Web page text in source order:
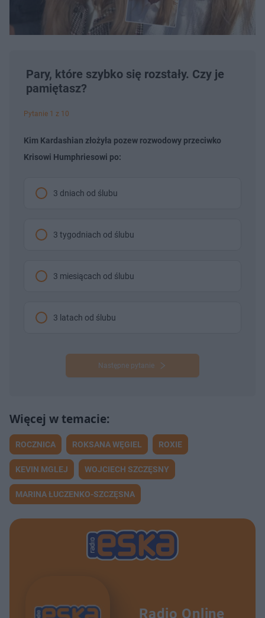
Pary, które szybko się rozstały. Czy je
pamiętasz?
Pytanie 1 z 10
Kim Kardashian złożyła pozew rozwodowy przeciwko
Krisowi Humphriesowi po:
3 dniach od ślubu
3 tygodniach od ślubu
3 miesiącach od ślubu
3 latach od ślubu
Następne pytanie
ROCZNICA ROKSANA WĘGIEL ROXIE
KEVIN MGLEJ WOJCIECH SZCZĘSNY
MARINA ŁUCZENKO-SZCZĘSNA
Radio Online